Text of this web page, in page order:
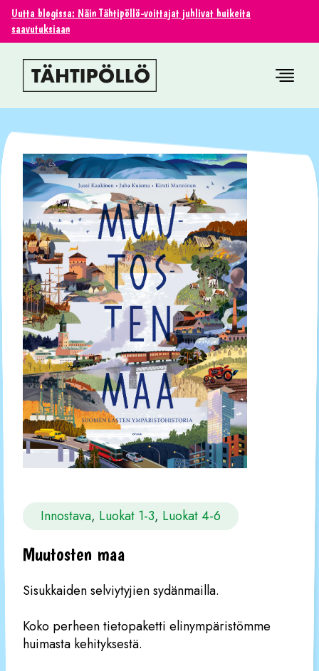
Uutta blogissa: Näin Tähtipöllö-voittajat juhlivat huikeita
saavutuksiaan
Innostava, Luokat 1-3, Luokat 4-6
Muutosten maa
Sisukkaiden selviytyjien sydänmailla.
Koko perheen tietopaketti elinympäristömme
huimasta kehityksestä.